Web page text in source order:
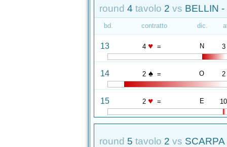
round 4 tavolo 2 vs BELLIN
bd. contratto dic.
13 4 ♥ = N 3
14 2 ♠ = O 2
15 2 ♥ = E 10
round 5 tavolo 2 vs